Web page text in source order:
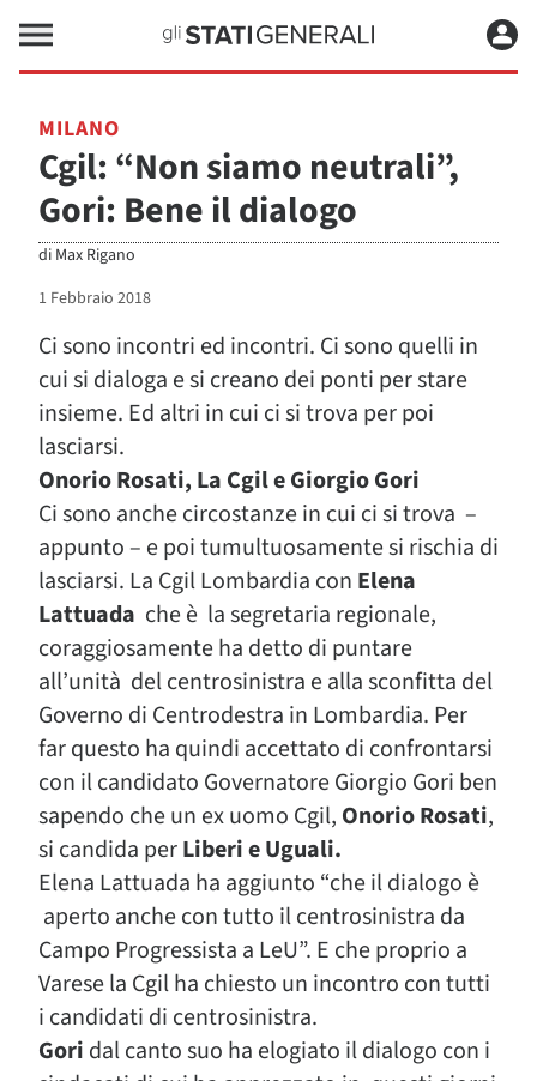
MILANO
Cgil: “Non siamo neutrali”,
Gori: Bene il dialogo
di Max Rigano
1 Febbraio 2018
Ci sono incontri ed incontri. Ci sono quelli in
cui si dialoga e si creano dei ponti per stare
insieme. Ed altri in cui ci si trova per poi
lasciarsi.
Onorio Rosati, La Cgil e Giorgio Gori
Ci sono anche circostanze in cui ci si trova –
appunto – e poi tumultuosamente si rischia di
lasciarsi. La Cgil Lombardia con Elena
Lattuada che è la segretaria regionale,
coraggiosamente ha detto di puntare
all’unità del centrosinistra e alla sconfitta del
Governo di Centrodestra in Lombardia. Per
far questo ha quindi accettato di confrontarsi
con il candidato Governatore Giorgio Gori ben
sapendo che un ex uomo Cgil, Onorio Rosati,
si candida perLiberi e Uguali.
Elena Lattuada ha aggiunto “che il dialogo è
aperto anche con tutto il centrosinistra da
Campo Progressista a LeU”. E che proprio a
Varese la Cgil ha chiesto un incontro con tutti
i candidati di centrosinistra.
Gori dal canto suo ha elogiato il dialogo con i